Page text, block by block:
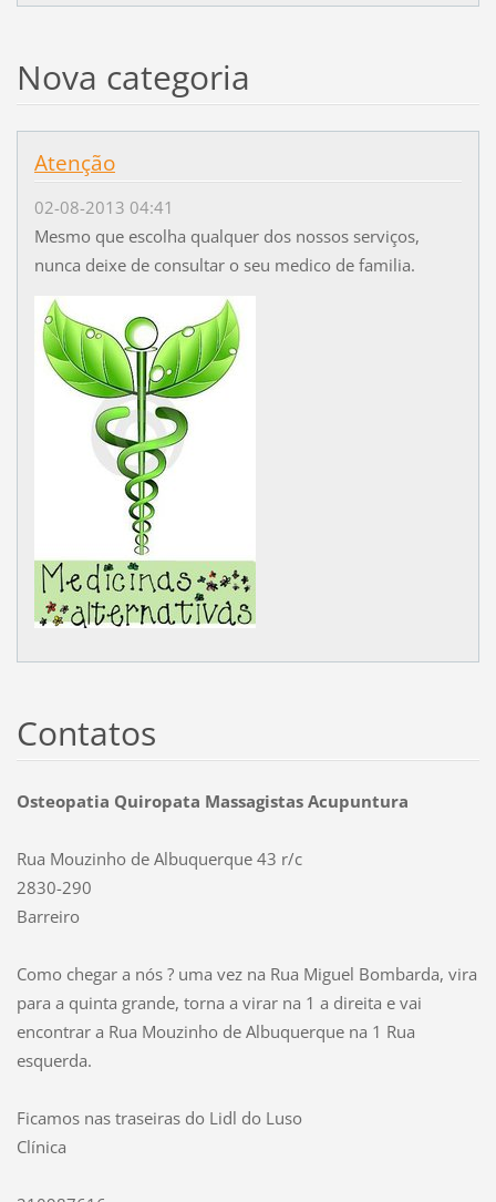
Nova categoria
Atenção
02-08-2013 04:41
Mesmo que escolha qualquer dos nossos serviços,
nunca deixe de consultar o seu medico de familia.
Contatos
Osteopatia Quiropata Massagistas Acupuntura
Rua Mouzinho de Albuquerque 43 r/c
2830-290
Barreiro
Como chegar a nós ? uma vez na Rua Miguel Bombarda, vira
para a quinta grande, torna a virar na 1 a direita e vai
encontrar a Rua Mouzinho de Albuquerque na 1 Rua
esquerda.
Ficamos nas traseiras do Lidl do Luso
Clínica